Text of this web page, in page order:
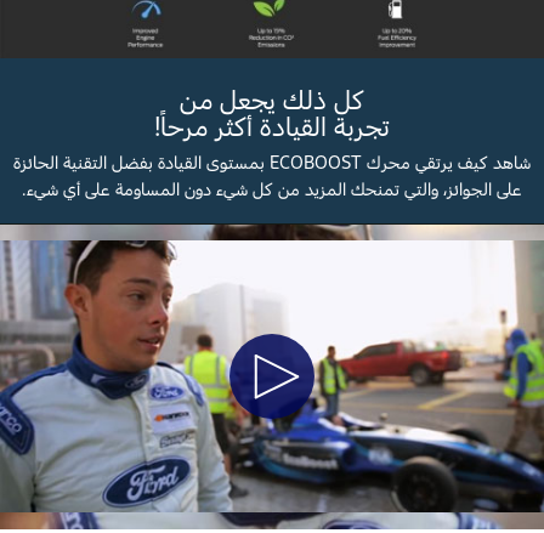
كل ذلك يجعل من
تجربة القيادة أكثر مرحاً!
شاهد كيف يرتقي محرك ECOBOOST بمستوى القيادة بفضل التقنية الحائزة
على الجوائز، والتي تمنحك المزيد من كل شيء دون المساومة على أي شيء.
Play
Video